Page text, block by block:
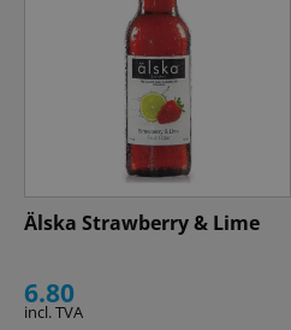
Älska Strawberry & Lime
6.80
incl. TVA